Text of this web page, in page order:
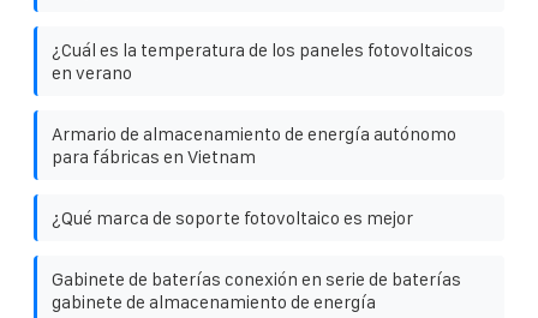
¿Cuál es la temperatura de los paneles fotovoltaicos
en verano
Armario de almacenamiento de energía autónomo
para fábricas en Vietnam
¿Qué marca de soporte fotovoltaico es mejor
Gabinete de baterías conexión en serie de baterías
gabinete de almacenamiento de energía